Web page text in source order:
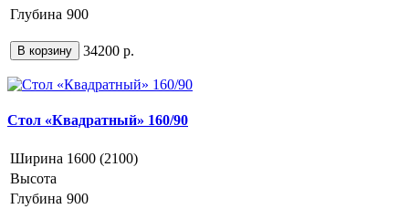
Глубина 900
В корзину 34200 р.
Стол «Квадратный» 160/90
Ширина 1600 (2100)
Высота
Глубина 900